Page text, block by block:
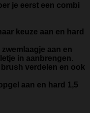
je eerst een combi
keuze aan en hard
aan en
in aanbrengen.
verdelen en ook
aan en hard 1,5